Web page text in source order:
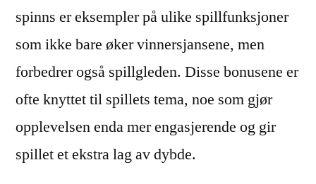
spinns er eksempler på ulike spillfunksjoner
som ikke bare øker vinnersjansene, men
forbedrer også spillgleden. Disse bonusene er
ofte knyttet til spillets tema, noe som gjør
opplevelsen enda mer engasjerende og gir
spillet et ekstra lag av dybde.